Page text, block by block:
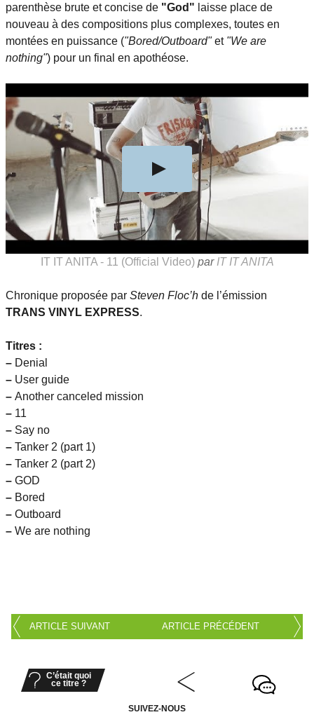
parenthèse brute et concise de "God" laisse place de
nouveau à des compositions plus complexes, toutes en
montées en puissance ("Bored/Outboard"et "We are
nothing") pour un final en apothéose.
IT IT ANITA - 11 (Official Video) par IT IT ANITA
Chronique proposée par Steven Floc’h de l’émission
TRANS VINYL EXPRESS.
Titres :
– Denial
– User guide
– Another canceled mission
– 11
– Say no
– Tanker 2 (part 1)
– Tanker 2 (part 2)
– GOD
– Bored
– Outboard
– We are nothing
ARTICLE SUIVANT ARTICLE PRÉCÉDENT
C’était quoi
ce titre ?
SUIVEZ-NOUS